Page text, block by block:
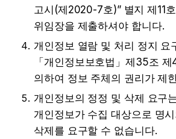
고시(제2020-7호)” 별지 제11
위임장을 제출하셔야 합니다.
개인정보 열람 및 처리 정지 요
「개인정보보호법」제35조
의하여 정보 주체의 권리가 제
개인정보의 정정 및 삭제 요구
개인정보가 수집 대상으로 명
삭제를 요구할 수 없습니다.